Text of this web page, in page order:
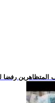
المتظاهرين